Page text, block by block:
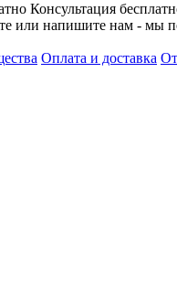
Консультация
или напишите нам - мы
Оплата и доставка